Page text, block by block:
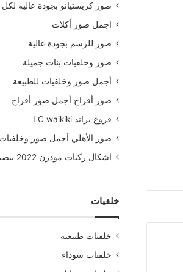
صور كريستيانو بجودة عاليه
اجمل صور أكلات
صور للرسم بجودة عالية
صور وخلفيات بنات جميلة
أجمل صور وخلفيات للطبيعة
صور أفراح أجمل صور أفراح
فروع براند LC waikiki
صور الأهلي أجمل صور وخلفيات
اشكال ركنات مودرن 2022 بتصميمات رائعة
خلفيات
خلفيات طبيعية
خلفيات سوداء